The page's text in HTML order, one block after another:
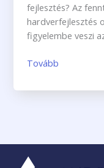
fejlesztés? Az
hardverfejlesztés
figyelembe veszi
Tovább